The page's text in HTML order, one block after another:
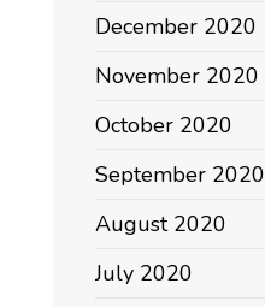
December 2020
November 2020
October 2020
September 2020
August 2020
July 2020